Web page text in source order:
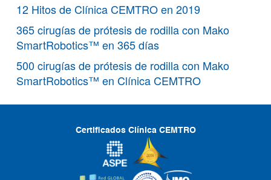
12 Hitos de Clínica CEMTRO en 2019
365 cirugías de prótesis de rodilla con Mako
SmartRobotics™ en 365 días
500 cirugías de prótesis de rodilla con Mako
SmartRobotics™ en Clínica CEMTRO
Certificados Clínica CEMTRO